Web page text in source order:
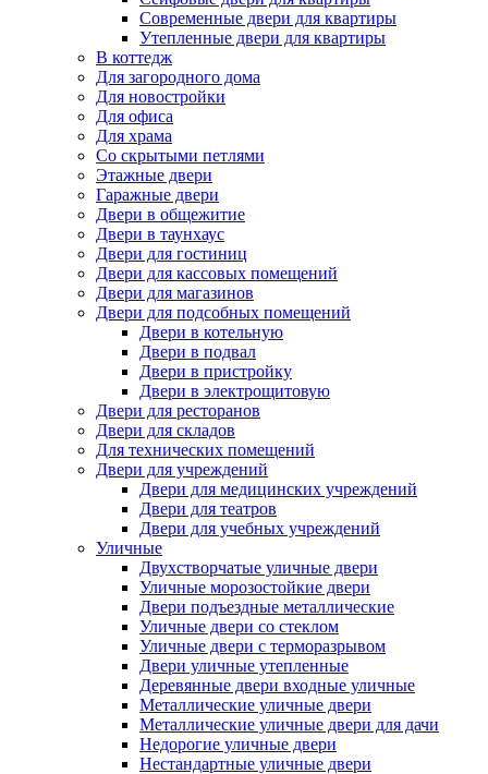
Современные двери для квартиры
Утепленные двери для квартиры
В коттедж
Для загородного дома
Для новостройки
Для офиса
Для храма
Со скрытыми петлями
Этажные двери
Гаражные двери
Двери в общежитие
Двери в таунхаус
Двери для гостиниц
Двери для кассовых помещений
Двери для магазинов
Двери для подсобных помещений
Двери в котельную
Двери в подвал
Двери в пристройку
Двери в электрощитовую
Двери для ресторанов
Двери для складов
Для технических помещений
Двери для учреждений
Двери для медицинских учреждений
Двери для театров
Двери для учебных учреждений
Уличные
Двухстворчатые уличные двери
Уличные морозостойкие двери
Двери подъездные металлические
Уличные двери со стеклом
Уличные двери с терморазрывом
Двери уличные утепленные
Деревянные двери входные уличные
Металлические уличные двери
Металлические уличные двери для дачи
Недорогие уличные двери
Нестандартные уличные двери